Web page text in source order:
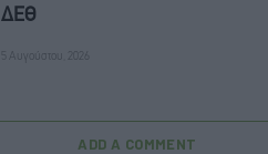
ΔΕΘ
5 Αυγούστου, 2026
ADD A COMMENT